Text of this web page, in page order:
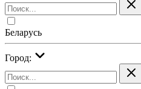
Беларусь
Город: